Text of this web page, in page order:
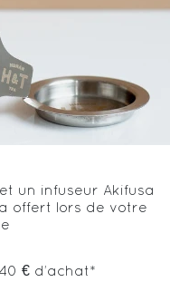
1
naturel de
un infuseur Akifusa
offert lors de votre
€ d’achat*